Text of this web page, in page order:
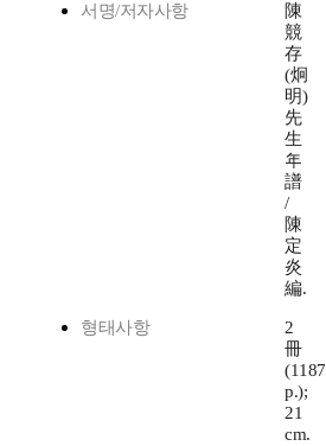
서명/저자사항
陳
競
存
(炯
明)
先
生
年
譜
/
陳
定
炎
編.
형태사항
2
冊
(1187
p.);
21
cm.